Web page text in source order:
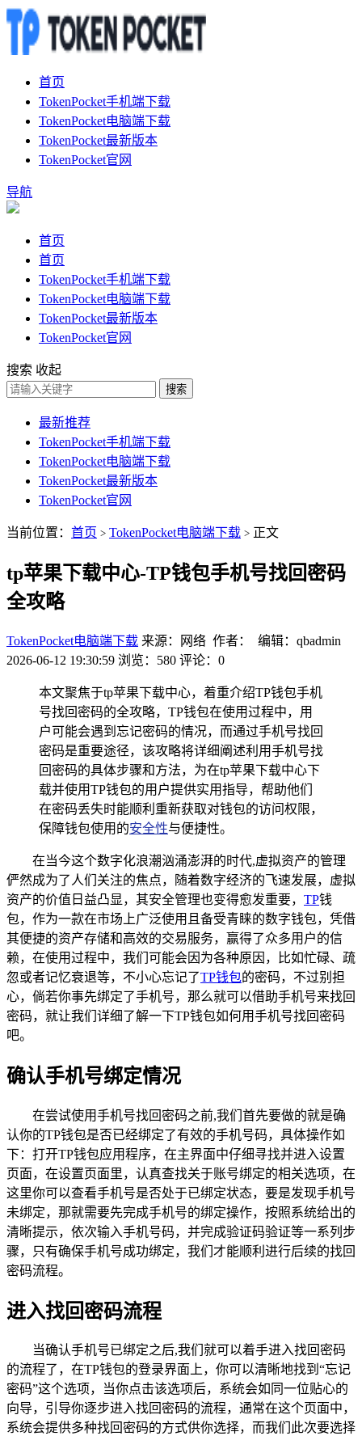
首页
TokenPocket手机端下载
TokenPocket电脑端下载
TokenPocket最新版本
TokenPocket官网
导航
首页
首页
TokenPocket手机端下载
TokenPocket电脑端下载
TokenPocket最新版本
TokenPocket官网
搜索 收起
搜索
最新推荐
TokenPocket手机端下载
TokenPocket电脑端下载
TokenPocket最新版本
TokenPocket官网
当前位置： 首页 > TokenPocket电脑端下载 > 正文
tp苹果下载中心-TP钱包手机号找回密码
全攻略
TokenPocket电脑端下载 来源：网络 作者： 编辑：qbadmin
2026-06-12 19:30:59 浏览：580 评论：0
本文聚焦于tp苹果下载中心，着重介绍TP钱包手机
号找回密码的全攻略，TP钱包在使用过程中，用
户可能会遇到忘记密码的情况，而通过手机号找回
密码是重要途径，该攻略将详细阐述利用手机号找
回密码的具体步骤和方法，为在tp苹果下载中心下
载并使用TP钱包的用户提供实用指导，帮助他们
在密码丢失时能顺利重新获取对钱包的访问权限，
保障钱包使用的安全性与便捷性。
在当今这个数字化浪潮汹涌澎湃的时代,虚拟资产的管理
俨然成为了人们关注的焦点，随着数字经济的飞速发展，虚拟
资产的价值日益凸显，其安全管理也变得愈发重要， TP钱
包，作为一款在市场上广泛使用且备受青睐的数字钱包，凭借
其便捷的资产存储和高效的交易服务，赢得了众多用户的信
赖，在使用过程中，我们可能会因为各种原因，比如忙碌、疏
忽或者记忆衰退等，不小心忘记了TP钱包的密码，不过别担
心，倘若你事先绑定了手机号，那么就可以借助手机号来找回
密码，就让我们详细了解一下TP钱包如何用手机号找回密码
吧。
确认手机号绑定情况
在尝试使用手机号找回密码之前,我们首先要做的就是确
认你的TP钱包是否已经绑定了有效的手机号码，具体操作如
下：打开TP钱包应用程序，在主界面中仔细寻找并进入设置
页面，在设置页面里，认真查找关于账号绑定的相关选项，在
这里你可以查看手机号是否处于已绑定状态，要是发现手机号
未绑定，那就需要先完成手机号的绑定操作，按照系统给出的
清晰提示，依次输入手机号码，并完成验证码验证等一系列步
骤，只有确保手机号成功绑定，我们才能顺利进行后续的找回
密码流程。
进入找回密码流程
当确认手机号已绑定之后,我们就可以着手进入找回密码
的流程了，在TP钱包的登录界面上，你可以清晰地找到“忘记
密码”这个选项，当你点击该选项后，系统会如同一位贴心的
向导，引导你逐步进入找回密码的流程，通常在这个页面中，
系统会提供多种找回密码的方式供你选择，而我们此次要选择